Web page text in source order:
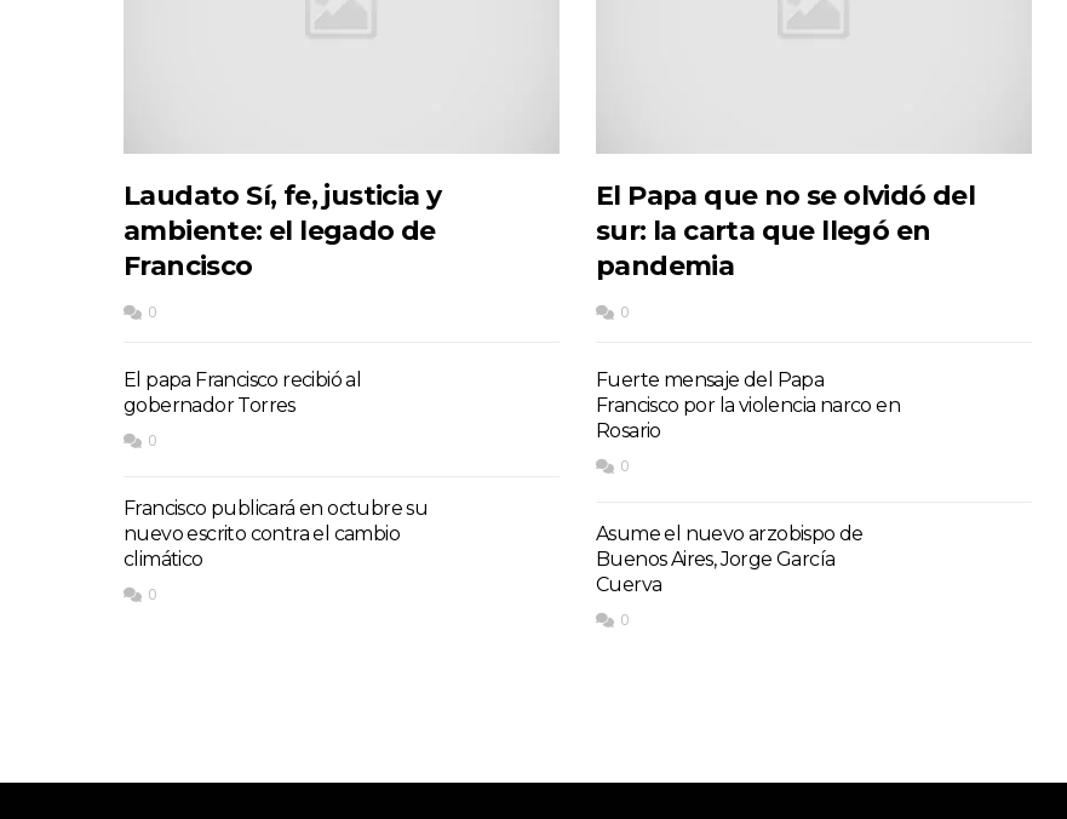
Laudato Sí, fe, justicia y
ambiente: el legado de
Francisco
0
El papa Francisco recibió al
gobernador Torres
0
Francisco publicará en octubre su
nuevo escrito contra el cambio
climático
0
El Papa que no se olvidó del
sur: la carta que llegó en
pandemia
0
Fuerte mensaje del Papa
Francisco por la violencia narco en
Rosario
0
Asume el nuevo arzobispo de
Buenos Aires, Jorge García
Cuerva
0